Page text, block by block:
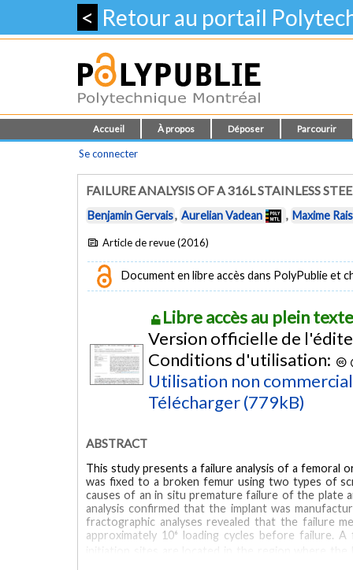
< Retour au portail
Accueil À propos Déposer Parcourir
Se connecter
FAILURE ANALYSIS OF A 316L STAINLESS
Benjamin Gervais, Aurelian Vadean , Maxime
Article de revue (2016)
Document en libre accès dans PolyPublie et
Libre accès au plein
Version officielle de
Conditions d'utilisation:
Utilisation non
Télécharger (779kB)
ABSTRACT
This study presents a failure analysis of a femoral
was fixed to a broken femur using two types of
causes of an in situ premature failure of the plate
analysis confirmed that the implant was
fractographic analyses revealed that the failure
approximately 10⁶ loading cycles before failure.